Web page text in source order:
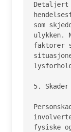
Detaljert
som
ulykken.
faktorer
5.
fysiske